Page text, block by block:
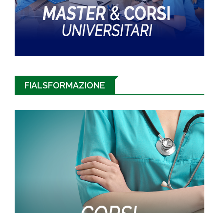
FIALSFORMAZIONE